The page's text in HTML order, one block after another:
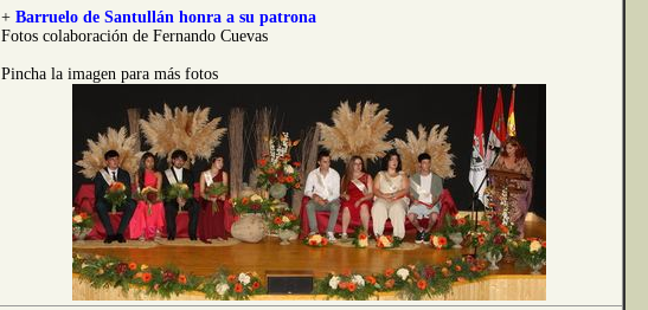
+ Barruelo de Santullán honra a su patrona
Fotos colaboración de Fernando Cuevas
Pincha la imagen para más fotos